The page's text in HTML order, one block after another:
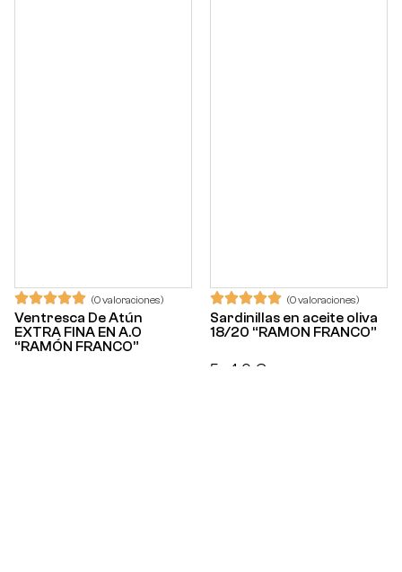
(0 valoraciones)
Ventresca De Atún
EXTRA FINA EN A.O
“RAMÓN FRANCO”
(0 valoraciones)
Sardinillas en aceite oliva
18/20 “RAMON FRANCO”
5,40 €